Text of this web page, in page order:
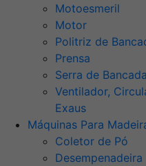
Motoesmeril
Motor
Politriz de
Prensa
Serra de Bancada
Ventilador,
Exaus
Máquinas Para
Coletor de Pó
Desempenadeira